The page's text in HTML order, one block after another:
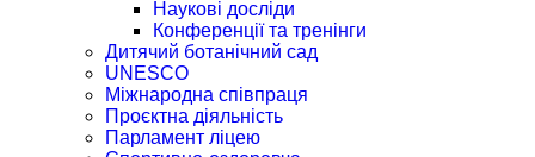
Наукові досліди
Конференції та тренінги
Дитячий ботанічний сад
UNESCO
Міжнародна співпраця
Проєктна діяльність
Парламент ліцею